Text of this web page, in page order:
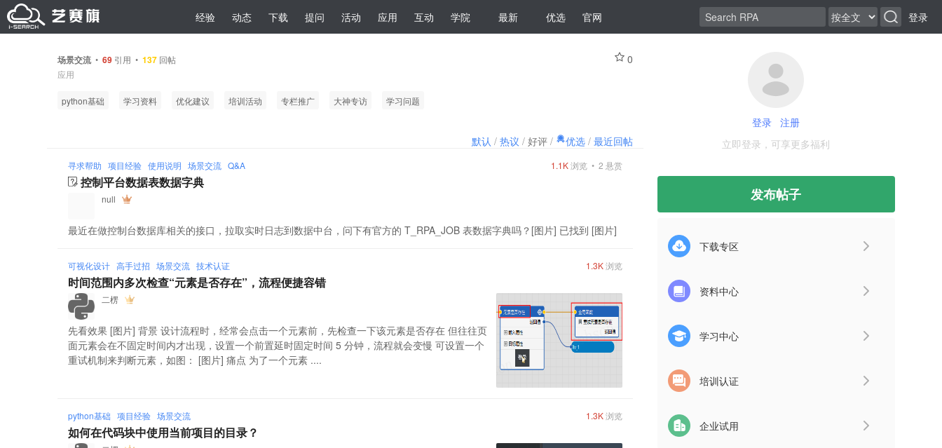
经验 动态 下载 提问 活动 应用 互动 学院 最新 优选 官网 登录
场景交流 •69 引用 •137 回帖
应用
0
python基础 学习资料 优化建议 培训活动 专栏推广 大神专访 学习问题
默认 /热议 /好评 / 优选 /最近回帖
寻求帮助 项目经验 使用说明 场景交流 Q&A 1.1K浏览 •2 悬赏
控制平台数据表数据字典
null
最近在做控制台数据库相关的接口，拉取实时日志到数据中台，问下有官方的 T_RPA_JOB 表数据字典吗？[图片] 已找到 [图片]
可视化设计 高手过招 场景交流 技术认证 1.3K浏览
时间范围内多次检查“元素是否存在”，流程便捷容错
二楞
先看效果 [图片] 背景 设计流程时，经常会点击一个元素前，先检查一下该元素是否存在 但往往页
面元素会在不固定时间内才出现，设置一个前置延时固定时间 5 分钟，流程就会变慢 可设置一个
重试机制来判断元素，如图： [图片] 痛点 为了一个元素 ....
python基础 项目经验 场景交流 1.3K浏览
如何在代码块中使用当前项目的目录？
登录
注册
立即登录，可享更多福利
发布帖子
下载专区
资料中心
学习中心
培训认证
企业试用